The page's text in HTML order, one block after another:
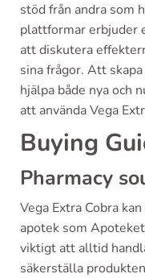
stöd från andra som
plattformar erbjuder
att diskutera
sina frågor. Att
hjälpa både nya och
att använda Vega
Buying
Pharmacy
Vega Extra Cobra
apotek som
viktigt att alltid
säkerställa